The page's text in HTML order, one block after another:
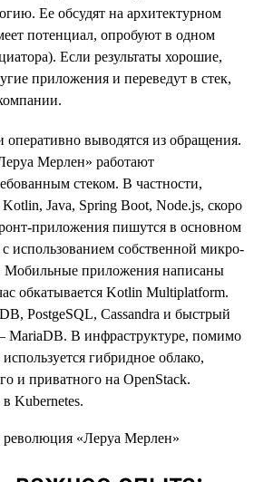
Ее обсудят на архитектурном
потенциал, опробуют в одном
Если результаты хорошие,
приложения и переведут в стек,
оперативно выводятся из обращения.
Мерлен» работают
стеком. В частности,
Java, Spring Boot, Node.js, скоро
приложения пишутся в основном
использованием собственной микро-
Мобильные приложения написаны
обкатывается Kotlin Multiplatform.
PostgeSQL, Cassandra и быстрый
MariaDB. В инфраструктуре, помимо
гибридное облако,
и приватного на OpenStack.
Kubernetes.